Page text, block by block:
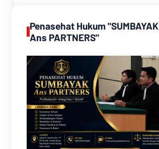
Penasehat Hukum "SUMBAYAK
Ans PARTNERS"